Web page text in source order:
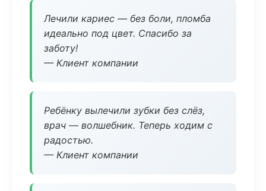
Лечили кариес — без боли, пломба
идеально под цвет. Спасибо за
заботу!
— Клиент компании
Ребёнку вылечили зубки без слёз,
врач — волшебник. Теперь ходим с
радостью.
— Клиент компании